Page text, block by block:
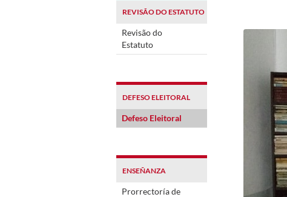
REVISÃO DO ESTATUTO
Revisão do
Estatuto
DEFESO ELEITORAL
Defeso Eleitoral
ENSEÑANZA
Prorrectoría de